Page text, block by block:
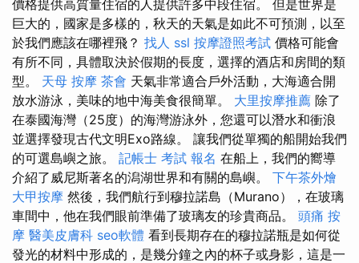
價格提供高質量住宿的人提供許多中段住宿。 但是世界是
巨大的，國家是多樣的，秋天的天氣是如此不可預測，以至
於我們應該在哪裡飛？ 找人 ssl 按摩證照考試 價格可能會
有所不同，具體取決於假期的長度，選擇的酒店和房間的類
型。 天母 按摩 茶會 天氣非常適合戶外活動，大海適合開
放水游泳，美味的地中海美食很簡單。 大里按摩推薦 除了
在泰國海灣（25度）的海灣游泳外，您還可以潛水和衝浪
並選擇發現古代文明Exo路線。 讓我們從單獨的船開始我們
的可選島嶼之旅。 記帳士 考試 報名 在船上，我們的嚮導
介紹了威尼斯著名的潟湖世界和有關的島嶼。 下午茶外燴
大甲按摩 然後，我們航行到穆拉諾島（Murano），在玻璃
車間中，他在我們眼前準備了玻璃友的珍貴商品。 頭痛 按
摩 醫美皮膚科 seo軟體 看到長期存在的穆拉諾瓶是如何從
發光的材料中形成的，是幾分鐘之內的杯子或身影，這是一